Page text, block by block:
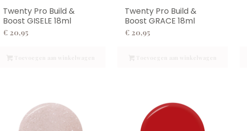
Twenty Pro Build &
Boost GISELE 18ml
€ 20,95
Twenty Pro Build &
Boost GRACE 18ml
€ 20,95